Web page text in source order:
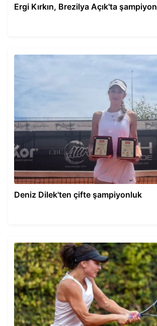
Ergi Kırkın, Brezilya Açık'ta şampiyon
Deniz Dilek'ten çifte şampiyonluk